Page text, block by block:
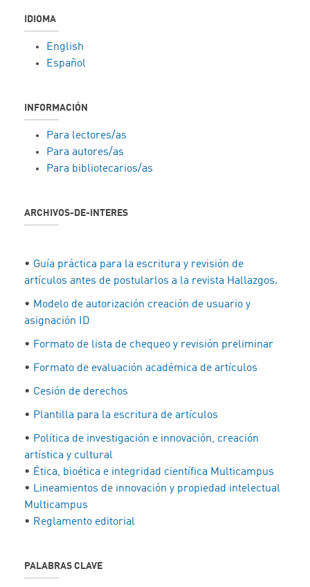
IDIOMA
English
Español
INFORMACIÓN
Para lectores/as
Para autores/as
Para bibliotecarios/as
ARCHIVOS-DE-INTERES
• Guía práctica para la escritura y revisión de
artículos antes de postularlos a la revista Hallazgos.
• Modelo de autorización creación de usuario y
asignación ID
• Formato de lista de chequeo y revisión preliminar
• Formato de evaluación académica de artículos
• Cesión de derechos
• Plantilla para la escritura de artículos
• Política de investigación e innovación, creación
artística y cultural
• Ética, bioética e integridad científica Multicampus
• Lineamientos de innovación y propiedad intelectual
Multicampus
• Reglamento editorial
PALABRAS CLAVE